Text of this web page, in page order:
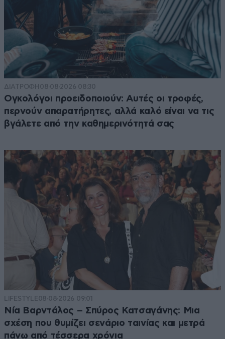
ΔΙΑΤΡΟΦΗ 08·08·2026 08:30
Ογκολόγοι προειδοποιούν: Αυτές οι τροφές,
περνούν απαρατήρητες, αλλά καλό είναι να τις
βγάλετε από την καθημερινότητά σας
LIFESTYLE08·08·2026 09:01
Νία Βαρντάλος – Σπύρος Κατσαγάνης: Μια
σχέση που θυμίζει σενάριο ταινίας και μετρά
πάνω από τέσσερα χρόνια